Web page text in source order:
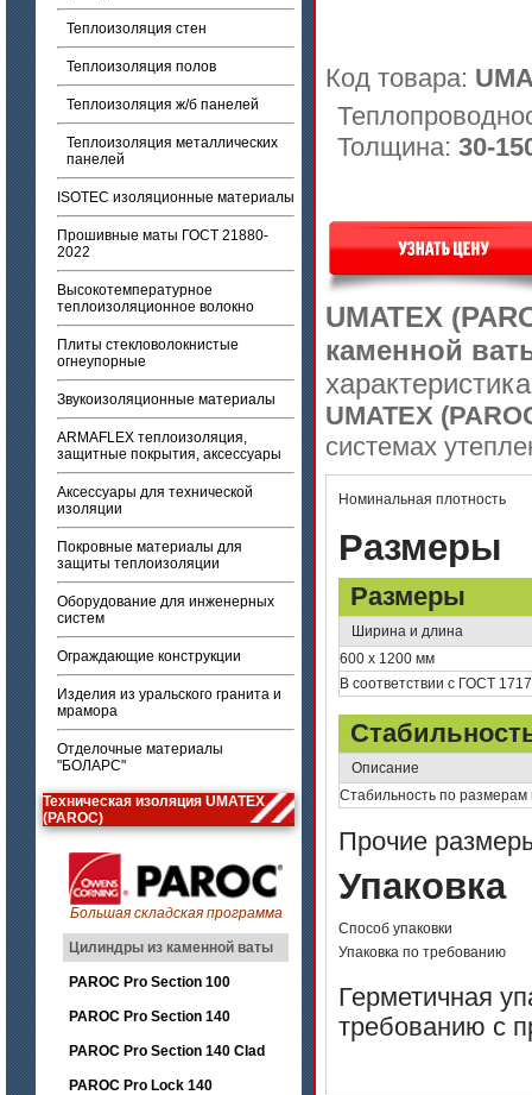
Теплоизоляция стен
Теплоизоляция полов
Теплоизоляция ж/б панелей
Теплоизоляция металлических
панелей
ISOTEC изоляционные материалы
Прошивные маты ГОСТ 21880-
2022
Высокотемпературное
теплоизоляционное волокно
Плиты стекловолокнистые
огнеупорные
Звукоизоляционные материалы
ARMAFLEX теплоизоляция,
защитные покрытия, аксессуары
Аксессуары для технической
изоляции
Покровные материалы для
защиты теплоизоляции
Оборудование для инженерных
систем
Ограждающие конструкции
Изделия из уральского гранита и
мрамора
Отделочные материалы
"БОЛАРС"
Техническая изоляция UMATEX
(PAROC)
Большая складская программа
Цилиндры из каменной ваты
PAROC Pro Section 100
PAROC Pro Section 140
PAROC Pro Section 140 Clad
PAROC Pro Lock 140
Код товара:
Толщина: 30-
UMATEX
каменной
UMATEX
системах
Номинальная плотность
Размеры
Размеры
Ширина и длина
600 х 1200 мм
В соответствии с ГОСТ
Описание
Стабильность по
Прочие
Упаковка
Способ упаковки
Упаковка по требованию
Герметичная
требованию с